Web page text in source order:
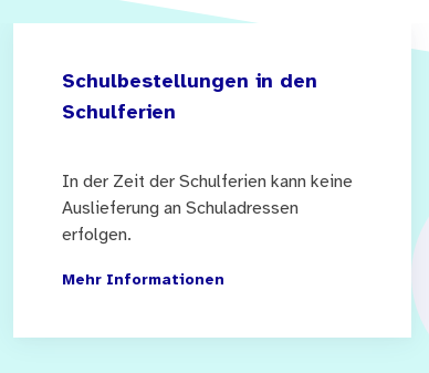
Schulbestellungen in den
Schulferien
In der Zeit der Schulferien kann keine
Auslieferung an Schuladressen
erfolgen.
Mehr Informationen